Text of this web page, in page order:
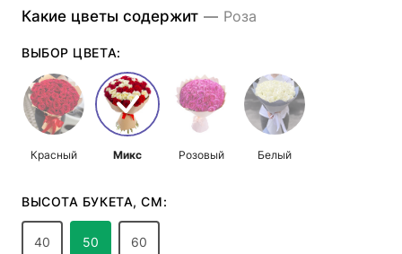
Какие цветы содержит — Роза
ВЫБОР ЦВЕТА:
Красный Микс Розовый Белый
ВЫСОТА БУКЕТА, СМ:
40 50 60